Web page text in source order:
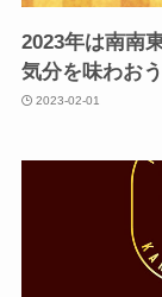
2023年は南南
気分を味わおう
2023-02-01